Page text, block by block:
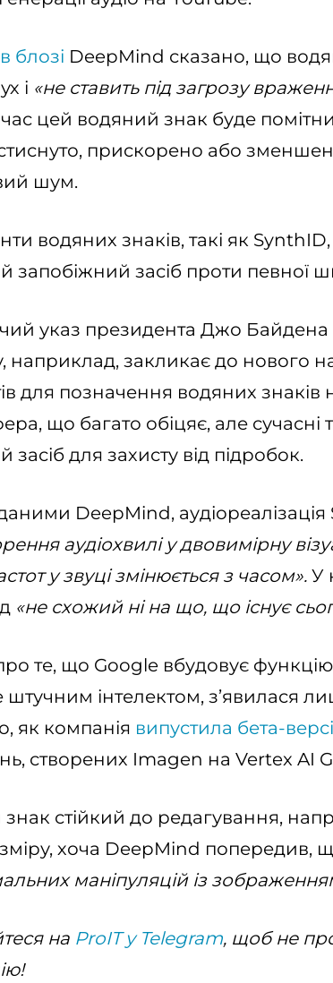
блозі DeepMind сказано, що
і «не ставить під загрозу
цей водяний знак буде
прискорено або
шум.
водяних знаків, такі як
запобіжний засіб проти певної
указ президента Джо
наприклад, закликає до нового
для позначення водяних знаків
що багато обіцяє, але сучасні
засіб для захисту від підробок.
DeepMind,
аудіохвилі у двовимірну
у звуці змінюється з часом». У
«не схожий ні на що, що існує
те, що Google вбудовує функцію
штучним інтелектом, з’явилася
як компанія випустила бета-
створених Imagen на Vertex AI
стійкий до редагування,
хоча DeepMind попередив,
маніпуляцій із
на ProIT у Telegram, щоб не